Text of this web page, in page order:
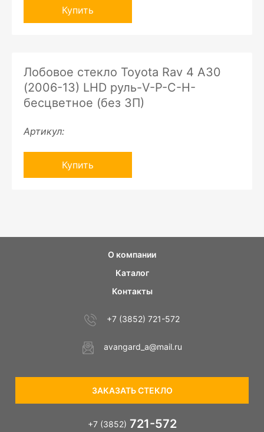
Купить
Лобовое стекло Toyota Rav 4 A30
(2006-13) LHD руль-V-P-C-H-
бесцветное (без ЗП)
Артикул:
Купить
О компании
Каталог
Контакты
+7 (3852) 721-572
avangard_a@mail.ru
ЗАКАЗАТЬ СТЕКЛО
+7 (3852) 721-572